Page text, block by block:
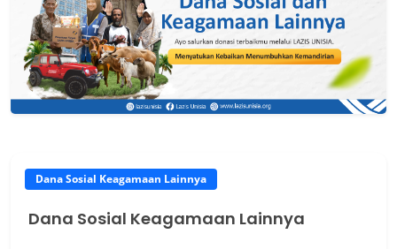
Dana Sosial Keagamaan Lainnya
Dana Sosial Keagamaan Lainnya